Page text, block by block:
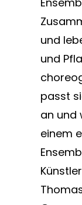
und
und
passt
an und
einem